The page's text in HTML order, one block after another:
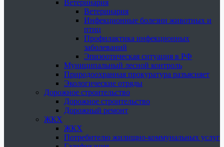
Ветеринария
Ветеринария
Инфекционные болезни животных и
птиц
Профилактика инфекционных
заболеваний
Эпизоотическая ситуация в РФ
Муниципальный лесной контроль
Природоохранная прокуратура разъясняет
Экологические отряды
Дорожное строительство
Дорожное строительство
Дорожный ремонт
ЖКХ
ЖКХ
Потребителю жилищно-коммунальных услуг